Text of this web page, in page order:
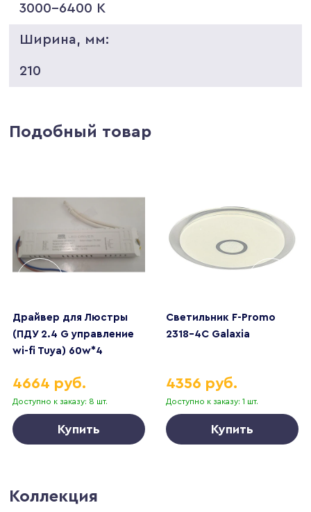
3000-6400 K
Ширина, мм:
210
Подобный товар
Драйвер для Люстры
(ПДУ 2.4 G управление
wi-fi Tuya) 60w*4
Доступно к заказу: 8 шт.
4664 руб.
Купить
Светильник F-Promo
2318-4C Galaxia
Доступно к заказу: 1 шт.
4356 руб.
Купить
Коллекция